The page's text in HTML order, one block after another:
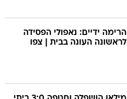
הרימה ידיים: נאפולי הפסידה
לראשונה העונה בבית | צפו